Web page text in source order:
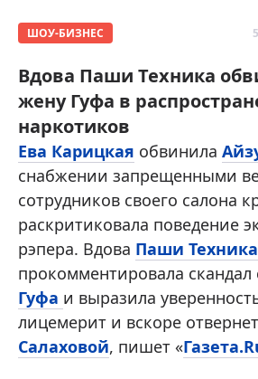
ШОУ-БИЗНЕС
Вдова Паши Техника
жену Гуфа в
наркотиков
Ева Карицкая обвинила
снабжении запрещенными
сотрудников своего салона
раскритиковала поведение
рэпера. Вдова Паши Техника
прокомментировала скандал
Гуфа и выразила
лицемерит и вскоре
Салаховой, пишет «